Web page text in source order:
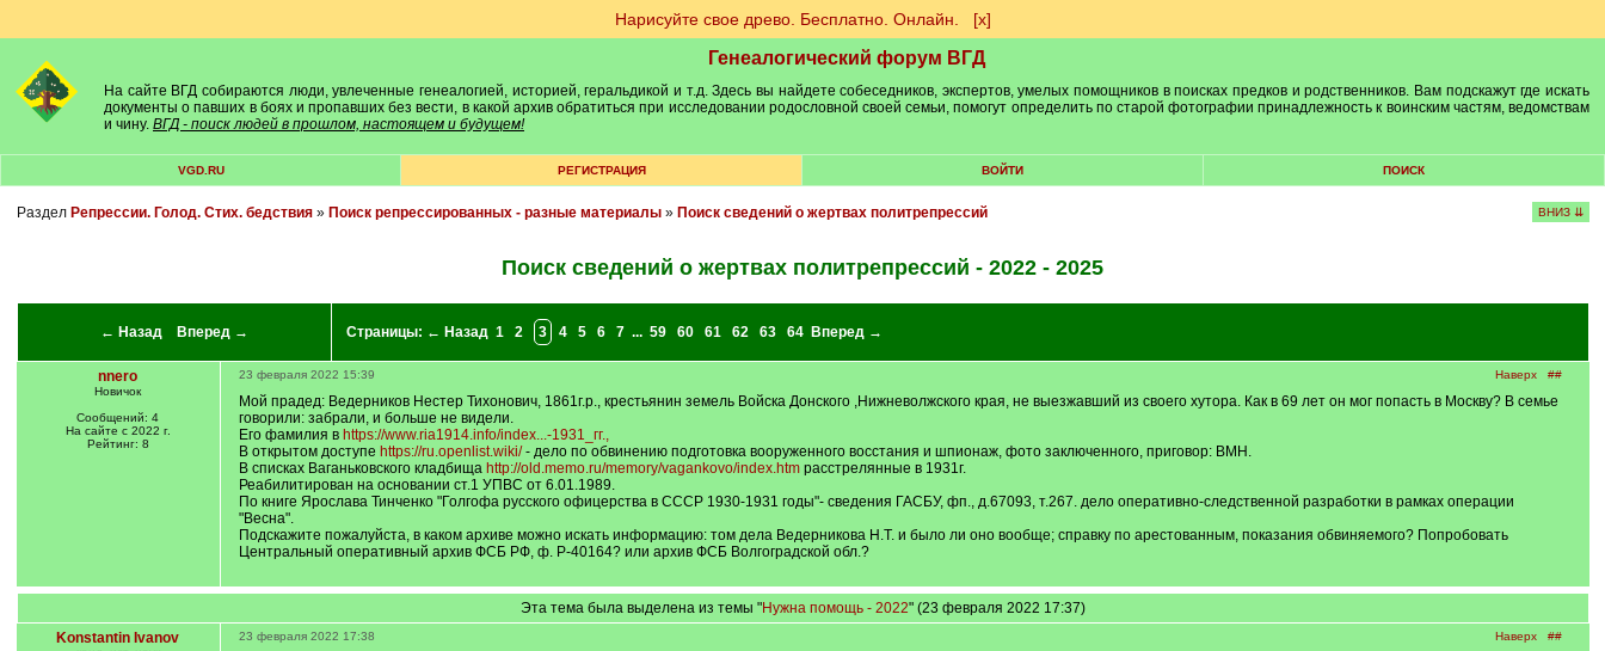
Нарисуйте свое древо. Бесплатно. Онлайн. [х]
Генеалогический форум ВГД
На сайте ВГД собираются люди, увлеченные генеалогией, историей, геральдикой и т.д. Здесь вы найдете собеседников, экспертов, умелых помощников в поисках предков и родственников. Вам подскажут где искать
документы о павших в боях и пропавших без вести, в какой архив обратиться при исследовании родословной своей семьи, помогут определить по старой фотографии принадлежность к воинским частям, ведомствам
и чину. ВГД - поиск людей в прошлом, настоящем и будущем!
VGD.RU РЕГИСТРАЦИЯ ВОЙТИ ПОИСК
Раздел Репрессии. Голод. Стих. бедствия» Поиск репрессированных - разные материалы » Поиск сведений о жертвах политрепрессий ВНИЗ ⇊
Поиск сведений о жертвах политрепрессий - 2022 - 2025
← Назад Вперед → Страницы: ← Назад 1 2 3 4 5 6 7 ... 59 60 61 62 63 64 Вперед →
nnero
Новичок
Сообщений: 4
На сайте с 2022 г.
Рейтинг: 8
Наверх ##
23 февраля 2022 15:39
Мой прадед: Ведерников Нестер Тихонович, 1861г.р., крестьянин земель Войска Донского ,Нижневолжского края, не выезжавший из своего хутора. Как в 69 лет он мог попасть в Москву? В семье
говорили: забрали, и больше не видели.
Его фамилия в https://www.ria1914.info/index...-1931_гг.,
В открытом доступе https://ru.openlist.wiki/- дело по обвинению подготовка вооруженного восстания и шпионаж, фото заключенного, приговор: ВМН.
В списках Ваганьковского кладбища http://old.memo.ru/memory/vagankovo/index.htmрасстрелянные в 1931г.
Реабилитирован на основании ст.1 УПВС от 6.01.1989.
По книге Ярослава Тинченко "Голгофа русского офицерства в СССР 1930-1931 годы"- сведения ГАСБУ, фп., д.67093, т.267. дело оперативно-следственной разработки в рамках операции
"Весна".
Подскажите пожалуйста, в каком архиве можно искать информацию: том дела Ведерникова Н.Т. и было ли оно вообще; справку по арестованным, показания обвиняемого? Попробовать
Центральный оперативный архив ФСБ РФ, ф. Р-40164? или архив ФСБ Волгоградской обл.?
Эта тема была выделена из темы "Нужна помощь - 2022" (23 февраля 2022 17:37)
Konstantin Ivanov
Наверх ##
23 февраля 2022 17:38